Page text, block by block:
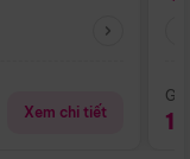
Xem chi tiết